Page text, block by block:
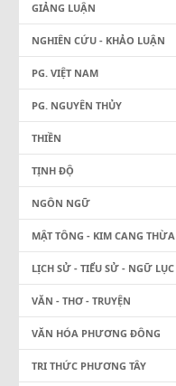
GIẢNG LUẬN
NGHIÊN CỨU - KHẢO LUẬN
PG. VIỆT NAM
PG. NGUYÊN THỦY
THIỀN
TỊNH ĐỘ
NGÔN NGỮ
MẬT TÔNG - KIM CANG THỪA
LỊCH SỬ - TIỂU SỬ - NGỮ LỤC
VĂN - THƠ - TRUYỆN
VĂN HÓA PHƯƠNG ĐÔNG
TRI THỨC PHƯƠNG TÂY